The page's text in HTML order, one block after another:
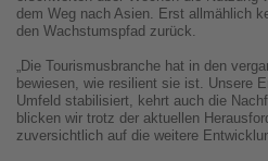
dem Weg nach Asien. Erst allmählich
den Wachstumspfad zurück.
„Die Tourismusbranche hat in den
bewiesen, wie resilient sie ist. Unsere
Umfeld stabilisiert, kehrt auch die
blicken wir trotz der aktuellen
zuversichtlich auf die weitere